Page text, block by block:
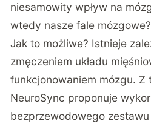
niesamowity wpływ na
wtedy nasze fale mózgowe?
Jak to możliwe? Istnieje
zmęczeniem układu
funkcjonowaniem mózgu. Z
NeuroSync proponuje
bezprzewodowego zestawu